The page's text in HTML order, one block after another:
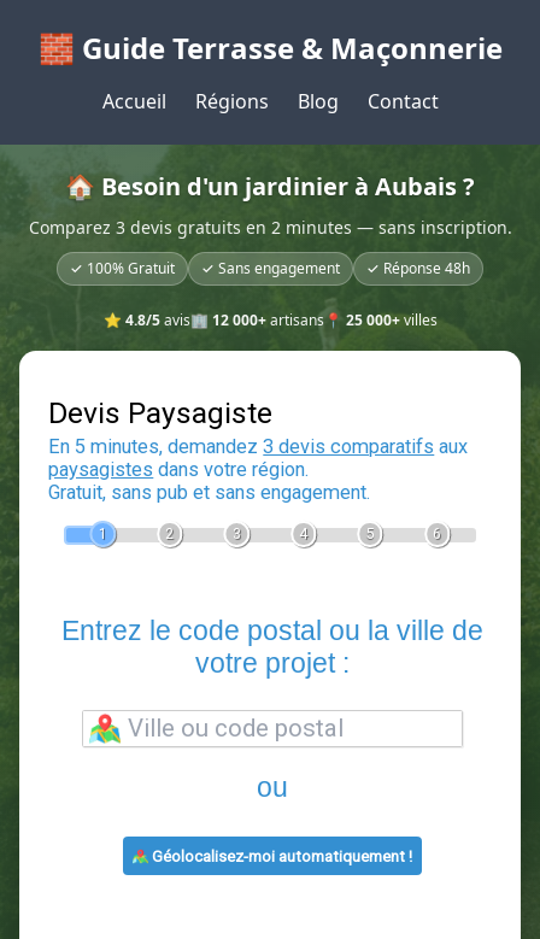
🧱 Guide Terrasse & Maçonnerie
Accueil Régions Blog Contact
🏠 Besoin d'un jardinier à Aubais ?
Comparez 3 devis gratuits en 2 minutes — sans inscription.
✓ 100% Gratuit ✓ Sans engagement ✓ Réponse 48h
⭐ 4.8/5avis🏢 12 000+artisans📍 25 000+villes
Devis Paysagiste
En 5 minutes, demandez3 devis comparatifs
votre projet :